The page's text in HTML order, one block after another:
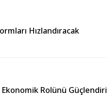
Hızlandıracak
Ekonomik Rolünü